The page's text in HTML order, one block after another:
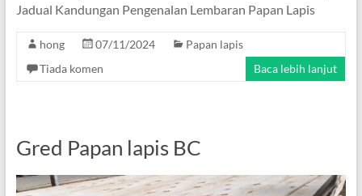
Jadual Kandungan Pengenalan Lembaran Papan Lapis
hong 07/11/2024
Papan lapis
Tiada komen
Baca lebih lanjut
Gred Papan lapis BC